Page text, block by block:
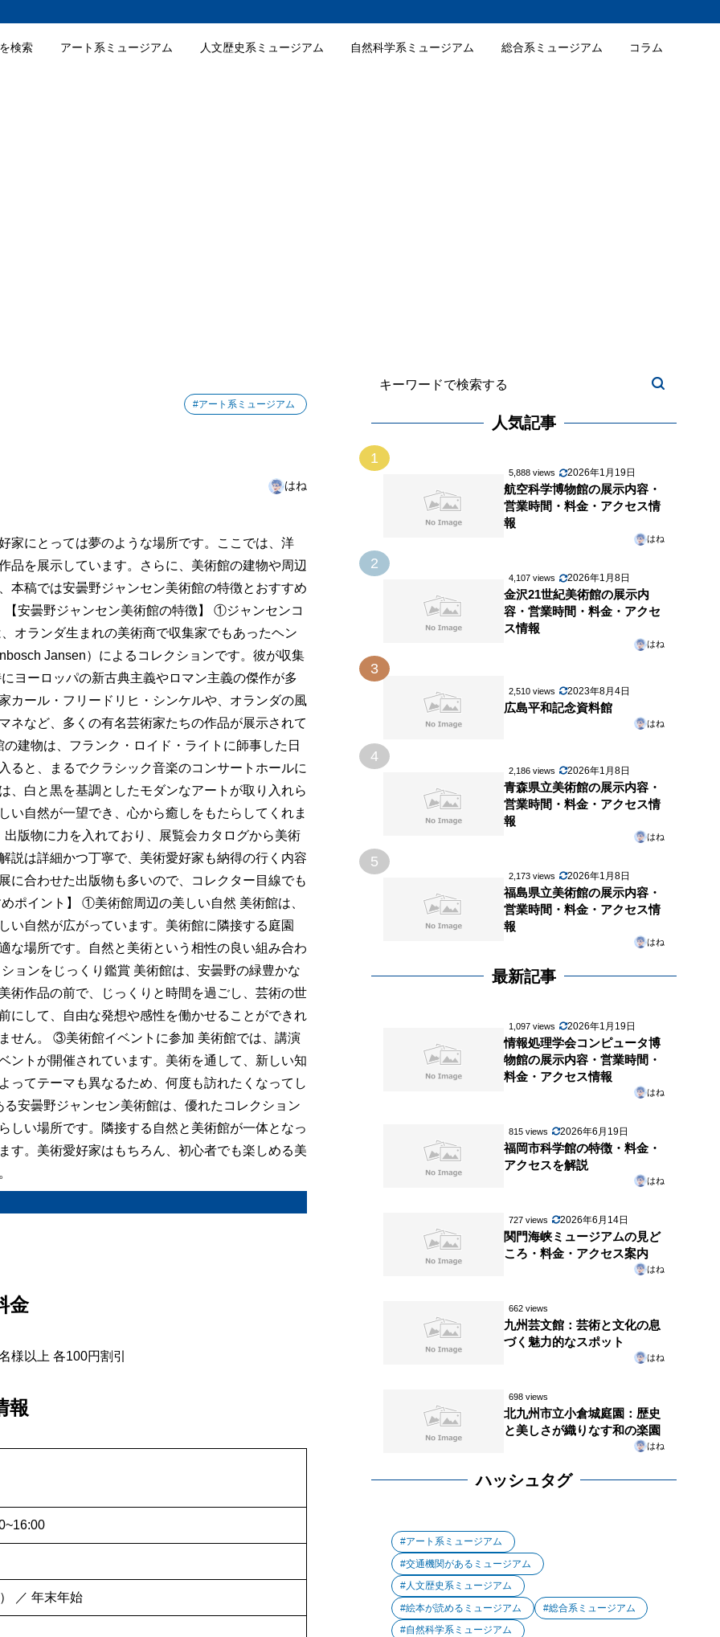
検索 アート系ミュージアム 人文歴史系ミュージアム 自然科学系ミュージアム 総合系ミュージアム コラム
#アート系ミュージアム
はね
家にとっては夢のような場所です。ここでは、洋
品を展示しています。さらに、美術館の建物や周辺
本稿では安曇野ジャンセン美術館の特徴とおすすめ
安曇野ジャンセン美術館の特徴】 ①ジャンセンコ
オランダ生まれの美術商で収集家でもあったヘン
Jansen）によるコレクションです。彼が収集
ヨーロッパの新古典主義やロマン主義の傑作が多
カール・フリードリヒ・シンケルや、オランダの風
ネなど、多くの有名芸術家たちの作品が展示されて
建物は、フランク・ロイド・ライトに師事した日
ると、まるでクラシック音楽のコンサートホールに
、白と黒を基調としたモダンなアートが取り入れら
い自然が一望でき、心から癒しをもたらしてくれま
版物に力を入れており、展覧会カタログから美術
説は詳細かつ丁寧で、美術愛好家も納得の行く内容
に合わせた出版物も多いので、コレクター目線でも
ポイント】 ①美術館周辺の美しい自然 美術館は、
い自然が広がっています。美術館に隣接する庭園
な場所です。自然と美術という相性の良い組み合わ
ョンをじっくり鑑賞 美術館は、安曇野の緑豊かな
術作品の前で、じっくりと時間を過ごし、芸術の世
にして、自由な発想や感性を働かせることができれ
せん。 ③美術館イベントに参加 美術館では、講演
ントが開催されています。美術を通して、新しい知
ってテーマも異なるため、何度も訪れたくなってし
安曇野ジャンセン美術館は、優れたコレクション
しい場所です。隣接する自然と美術館が一体となっ
す。美術愛好家はもちろん、初心者でも楽しめる美
金
様以上 各100円割引
報
／ 年末年始
人気記事
1
5,888 views 2026年1月19日
航空科学博物館の展示内容・
営業時間・料金・アクセス情
報
はね
2
4,107 views 2026年1月8日
金沢21世紀美術館の展示内
容・営業時間・料金・アクセ
ス情報
はね
3
2,510 views 2023年8月4日
広島平和記念資料館
はね
4
2,186 views 2026年1月8日
青森県立美術館の展示内容・
営業時間・料金・アクセス情
報
はね
5
2,173 views 2026年1月8日
福島県立美術館の展示内容・
営業時間・料金・アクセス情
報
はね
最新記事
1,097 views 2026年1月19日
情報処理学会コンピュータ博
物館の展示内容・営業時間・
料金・アクセス情報
はね
815 views 2026年6月19日
福岡市科学館の特徴・料金・
アクセスを解説
はね
727 views 2026年6月14日
関門海峡ミュージアムの見ど
ころ・料金・アクセス案内
はね
662 views
九州芸文館：芸術と文化の息
づく魅力的なスポット
はね
698 views
北九州市立小倉城庭園：歴史
と美しさが織りなす和の楽園
はね
ハッシュタグ
アート系ミュージアム
交通機関があるミュージアム
人文歴史系ミュージアム
絵本が読めるミュージアム
総合系ミュージアム
自然科学系ミュージアム